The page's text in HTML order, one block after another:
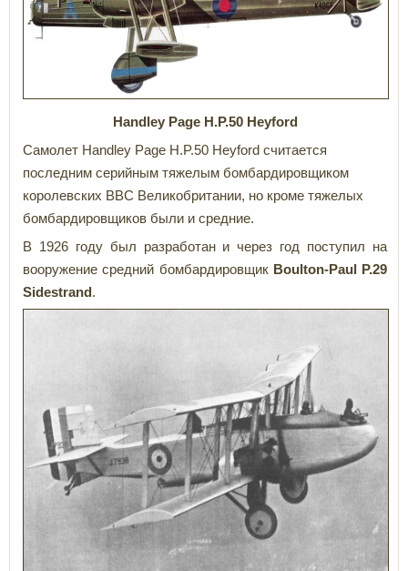
Handley Page H.P.50 Heyford
Самолет Handley Page H.P.50 Heyford считается
последним серийным тяжелым бомбардировщиком
королевских ВВС Великобритании, но кроме тяжелых
бомбардировщиков были и средние.
В 1926 году был разработан и через год поступил на
вооружение средний бомбардировщик Boulton-Paul P.29
Sidestrand .